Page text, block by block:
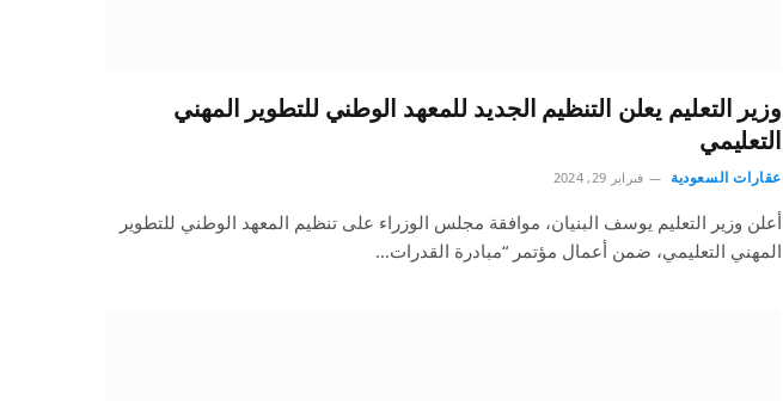
وزير التعليم يعلن التنظيم الجديد للمعهد الوطني للتطوير المهني
التعليمي
عقارات السعودية فبراير 29, 2024
أعلن وزير التعليم يوسف البنيان، موافقة مجلس الوزراء على تنظيم المعهد الوطني للتطوير
المهني التعليمي، ضمن أعمال مؤتمر “مبادرة القدرات…